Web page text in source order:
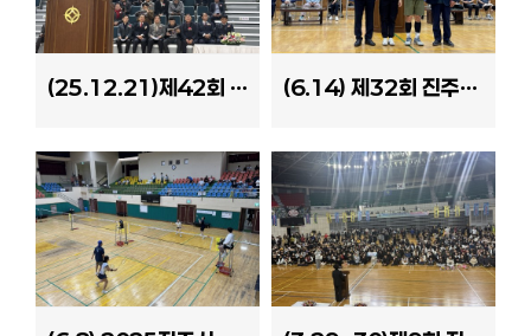
(25.12.21)제42회 진주시장기 배드민턴대회 (6.14) 제32회 진주시민체육대회